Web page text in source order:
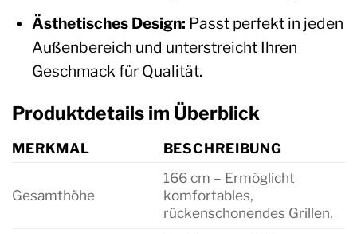
Ästhetisches Design: Passt perfekt in jeden
Außenbereich und unterstreicht Ihren
Geschmack für Qualität.
Produktdetails im Überblick
MERKMAL BESCHREIBUNG
Gesamthöhe
166 cm – Ermöglicht
komfortables,
rückenschonendes Grillen.